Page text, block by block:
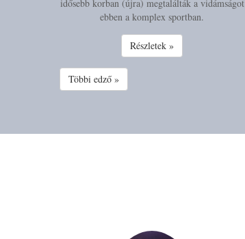
idősebb korban (újra) megtalálták a vidámságot
ebben a komplex sportban.
Részletek »
Többi edző »